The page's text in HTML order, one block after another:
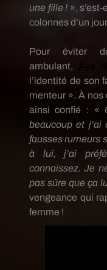
une fille ! »,
colonnes d’un
Pour éviter
ambulant,
l’identité de son
menteur ». À nos
ainsi confié :
«
beaucoup et j’ai
fausses rumeurs
à lui, j’ai
connaissez. Je
pas sûre que ça
vengeance qui
femme !